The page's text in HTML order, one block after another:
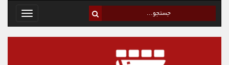
Toggle